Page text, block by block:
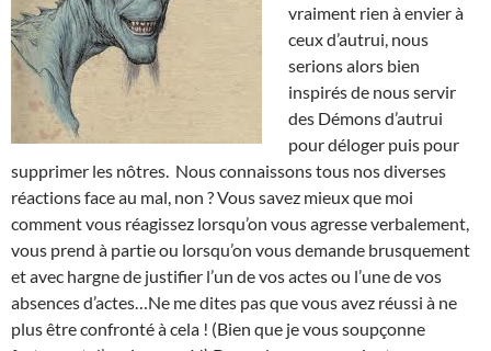
vraiment rien à envier à
ceux d’autrui, nous
serions alors bien
inspirés de nous servir
des Démons d’autrui
pour déloger puis pour
supprimer les nôtres. Nous connaissons tous nos diverses
réactions face au mal, non ? Vous savez mieux que moi
comment vous réagissez lorsqu’on vous agresse verbalement,
vous prend à partie ou lorsqu’on vous demande brusquement
et avec hargne de justifier l’un de vos actes ou l’une de vos
absences d’actes…Ne me dites pas que vous avez réussi à ne
plus être confronté à cela ! (Bien que je vous soupçonne